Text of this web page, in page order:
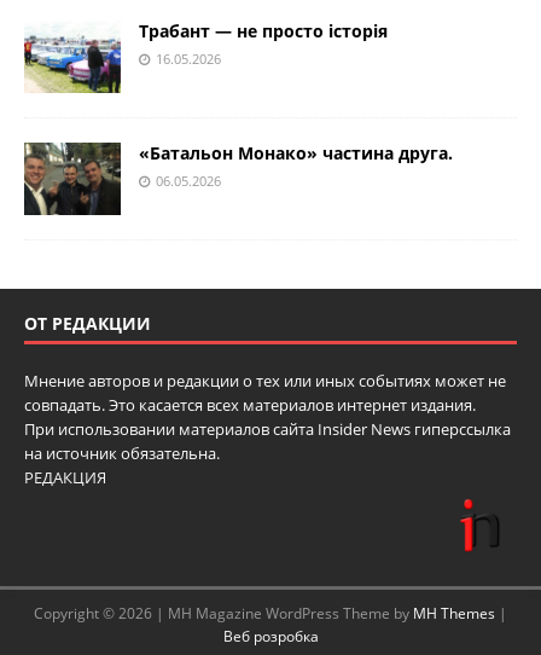
Трабант — не просто історія
16.05.2026
«Батальон Монако» частина друга.
06.05.2026
ОТ РЕДАКЦИИ
Мнение авторов и редакции о тех или иных событиях может не
совпадать. Это касается всех материалов интернет издания.
При использовании материалов сайта Insider News гиперссылка
на источник обязательна.
РЕДАКЦИЯ
Copyright © 2026 | MH Magazine WordPress Theme by MH Themes |
Веб розробка